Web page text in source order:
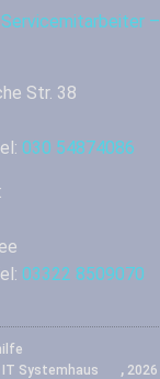
Str. 38
030 54874086
03322 8509070
IT Systemhaus , 2026